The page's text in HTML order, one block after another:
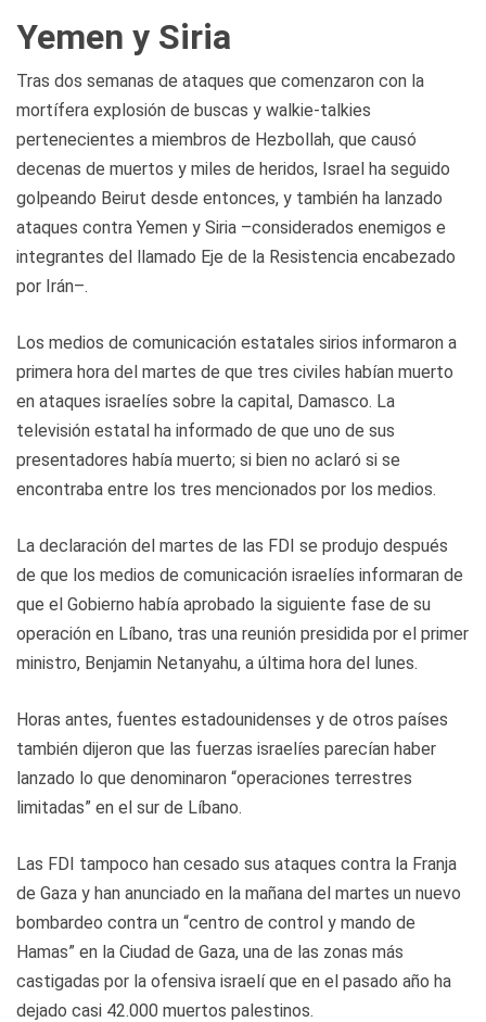
Yemen y Siria
Tras dos semanas de ataques que comenzaron con la
mortífera explosión de buscas y walkie-talkies
pertenecientes a miembros de Hezbollah, que causó
decenas de muertos y miles de heridos, Israel ha seguido
golpeando Beirut desde entonces, y también ha lanzado
ataques contra Yemen y Siria –considerados enemigos e
integrantes del llamado Eje de la Resistencia encabezado
por Irán–.
Los medios de comunicación estatales sirios informaron a
primera hora del martes de que tres civiles habían muerto
en ataques israelíes sobre la capital, Damasco. La
televisión estatal ha informado de que uno de sus
presentadores había muerto; si bien no aclaró si se
encontraba entre los tres mencionados por los medios.
La declaración del martes de las FDI se produjo después
de que los medios de comunicación israelíes informaran de
que el Gobierno había aprobado la siguiente fase de su
operación en Líbano, tras una reunión presidida por el primer
ministro, Benjamin Netanyahu, a última hora del lunes.
Horas antes, fuentes estadounidenses y de otros países
también dijeron que las fuerzas israelíes parecían haber
lanzado lo que denominaron “operaciones terrestres
limitadas” en el sur de Líbano.
Las FDI tampoco han cesado sus ataques contra la Franja
de Gaza y han anunciado en la mañana del martes un nuevo
bombardeo contra un “centro de control y mando de
Hamas” en la Ciudad de Gaza, una de las zonas más
castigadas por la ofensiva israelí que en el pasado año ha
dejado casi 42.000 muertos palestinos.